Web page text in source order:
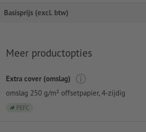
Basisprijs (excl. btw)
Meer productopties
Extra cover (omslag)
omslag 250 g/m² offsetpapier, 4-zijdig
PEFC